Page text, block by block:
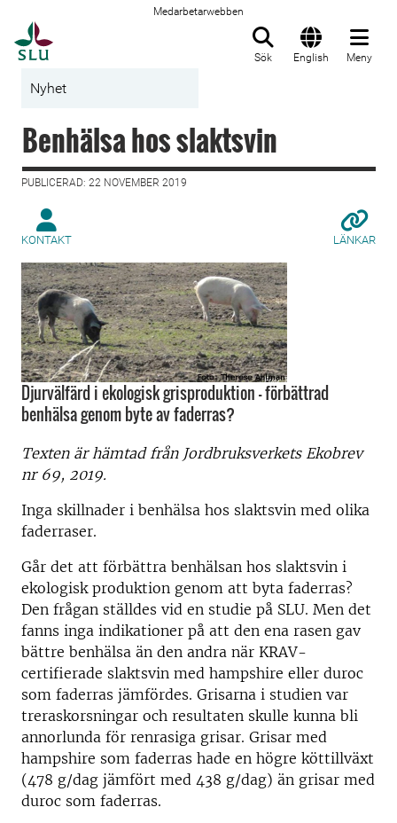
Medarbetarwebben
Sök English Meny
Nyhet
Benhälsa hos slaktsvin
PUBLICERAD: 22 NOVEMBER 2019
KONTAKT LÄNKAR
Djurvälfärd i ekologisk grisproduktion — förbättrad
benhälsa genom byte av faderras?
Texten är hämtad från Jordbruksverkets Ekobrev
nr 69, 2019.
Inga skillnader i benhälsa hos slaktsvin med olika
faderraser.
Går det att förbättra benhälsan hos slaktsvin i
ekologisk produktion genom att byta faderras?
Den frågan ställdes vid en studie på SLU. Men det
fanns inga indikationer på att den ena rasen gav
bättre benhälsa än den andra när KRAV-
certifierade slaktsvin med hampshire eller duroc
som faderras jämfördes. Grisarna i studien var
treraskorsningar och resultaten skulle kunna bli
annorlunda för renrasiga grisar. Grisar med
hampshire som faderras hade en högre köttillväxt
(478 g/dag jämfört med 438 g/dag) än grisar med
duroc som faderras.